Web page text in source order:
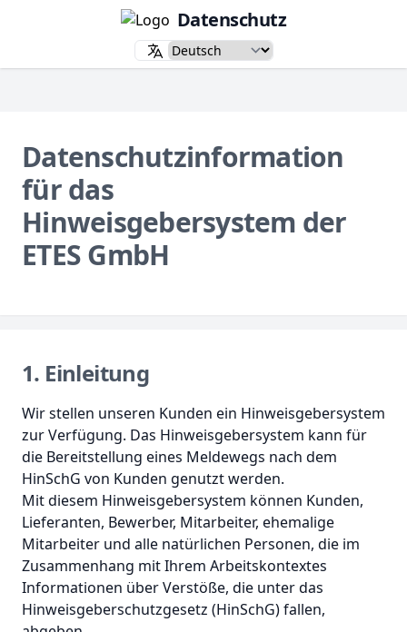
Datenschutz
Datenschutzinformation
für das
Hinweisgebersystem der
ETES GmbH
1. Einleitung
Wir stellen unseren Kunden ein Hinweisgebersystem
zur Verfügung. Das Hinweisgebersystem kann für
die Bereitstellung eines Meldewegs nach dem
HinSchG von Kunden genutzt werden.
Mit diesem Hinweisgebersystem können Kunden,
Lieferanten, Bewerber, Mitarbeiter, ehemalige
Mitarbeiter und alle natürlichen Personen, die im
Zusammenhang mit Ihrem Arbeitskontextes
Informationen über Verstöße, die unter das
Hinweisgeberschutzgesetz (HinSchG) fallen,